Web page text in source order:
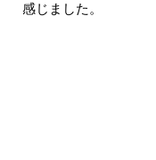
感じました。